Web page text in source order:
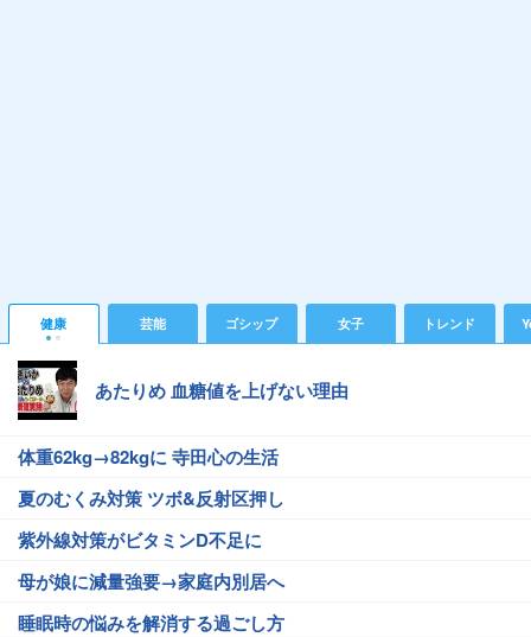
健康 芸能 ゴシップ 女子 トレンド
あたりめ 血糖値を上げない理由
体重62kg→82kgに 寺田心の生活
夏のむくみ対策 ツボ&反射区押し
紫外線対策がビタミンD不足に
母が娘に減量強要→家庭内別居へ
睡眠時の悩みを解消する過ごし方